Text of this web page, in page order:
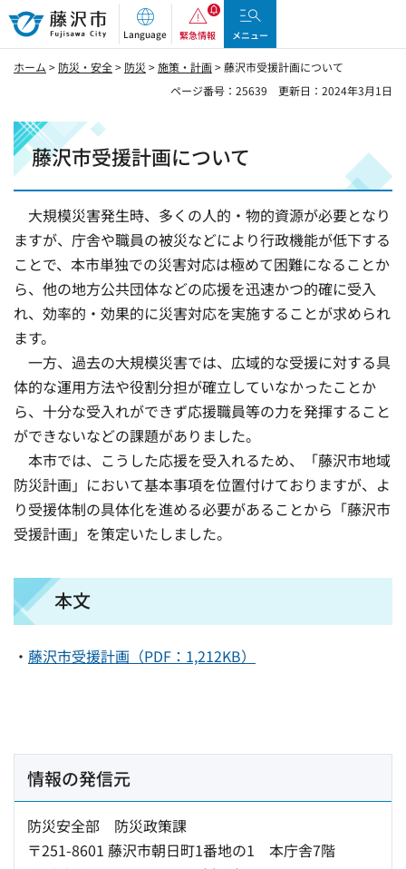
藤沢市
Language 緊急情報 メニュー
ホーム > 防災・安全> 防災 >施策・計画> 藤沢市受援計画について
ページ番号：25639
更新日：2024年3月1日
藤沢市受援計画について
大規模災害発生時、多くの人的・物的資源が必要となり
ますが、庁舎や職員の被災などにより行政機能が低下する
ことで、本市単独での災害対応は極めて困難になることか
ら、他の地方公共団体などの応援を迅速かつ的確に受入
れ、効率的・効果的に災害対応を実施することが求められ
ます。
一方、過去の大規模災害では、広域的な受援に対する具
体的な運用方法や役割分担が確立していなかったことか
ら、十分な受入れができず応援職員等の力を発揮すること
ができないなどの課題がありました。
本市では、こうした応援を受入れるため、「藤沢市地域
防災計画」において基本事項を位置付けておりますが、よ
り受援体制の具体化を進める必要があることから「藤沢市
受援計画」を策定いたしました。
本文
・ 藤沢市受援計画（PDF：1,212KB）
情報の発信元
防災安全部 防災政策課
〒251-8601 藤沢市朝日町1番地の1 本庁舎7階